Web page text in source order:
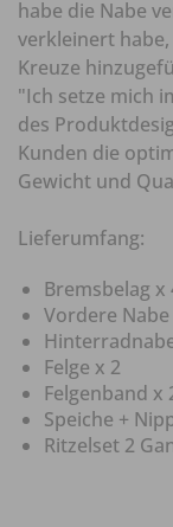
habe die Nabe
verkleinert
Kreuze
"Ich setze mich
des
Kunden die
Gewicht und
Lieferumfang:
Bremsbelag x
Vordere Nabe
Felge x 2
Felgenband x
Speiche +
Ritzelset 2